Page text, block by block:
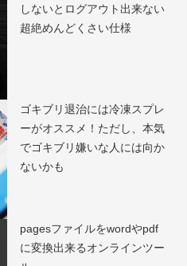
しないとログアウト出来ない
超絶めんどくさい仕様
ゴキブリ退治には冷凍スプレ
ーがオススメ！ただし、本気
でゴキブリ嫌いな人には向か
ないかも
pagesファイルをwordやpdf
に変換出来るオンラインツー